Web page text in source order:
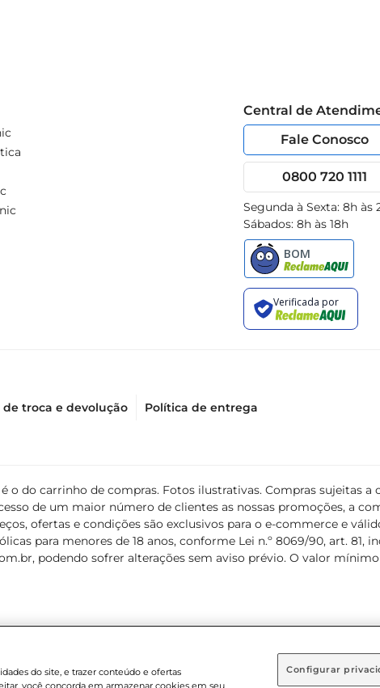
Central de
Fale Conosco
0800 720 1111
Segunda à Sexta: 8h às
Sábados: 8h às 18h
de troca e devolução Política de entrega
o do carrinho de compras. Fotos ilustrativas. Compras sujeitas
de um maior número de clientes as nossas promoções, a
ofertas e condições são exclusivos para o e-commerce e
para menores de 18 anos, conforme Lei n.º 8069/90, art. 81,
, podendo sofrer alterações sem aviso prévio. O valor
do site, e trazer conteúdo e ofertas
você concorda em armazenar cookies em seu
Configurar